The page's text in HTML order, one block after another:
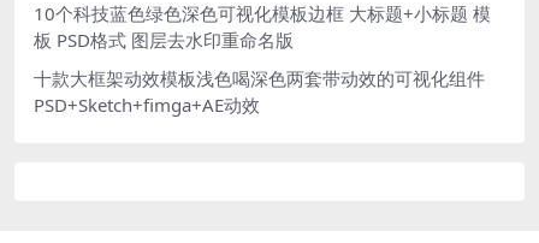
10个科技蓝色绿色深色可视化模板边框 大标题+小标题 模
板 PSD格式 图层去水印重命名版
十款大框架动效模板浅色喝深色两套带动效的可视化组件
PSD+Sketch+fimga+AE动效